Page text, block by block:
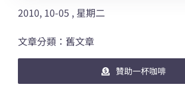
2010, 10-05 , 星期二
文章分類：舊文章
贊助一杯咖啡